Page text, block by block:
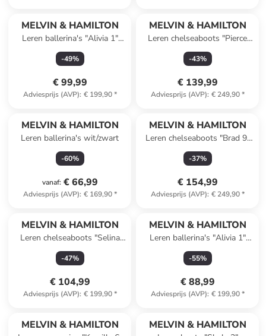
MELVIN & HAMILTON
Leren ballerina's "Alivia 1"
zilverkleurig
-49%
€ 99,99
Adviesprijs (AVP): € 199,90*
MELVIN & HAMILTON
Leren chelseaboots "Pierce
26" lichtbruin
-43%
€ 139,99
Adviesprijs (AVP): € 249,90*
MELVIN & HAMILTON
Leren ballerina's wit/zwart
-60%
vanaf: € 66,99
Adviesprijs (AVP): € 169,90*
MELVIN & HAMILTON
Leren chelseaboots "Brad 9"
lichtbruin
-37%
€ 154,99
Adviesprijs (AVP): € 249,90*
MELVIN & HAMILTON
Leren chelseaboots "Selina
29" rood/zwart
-47%
€ 104,99
Adviesprijs (AVP): € 199,90*
MELVIN & HAMILTON
Leren ballerina's "Alivia 1"
goudkleurig
-55%
€ 88,99
Adviesprijs (AVP): € 199,90*
MELVIN & HAMILTON MELVIN & HAMILTON